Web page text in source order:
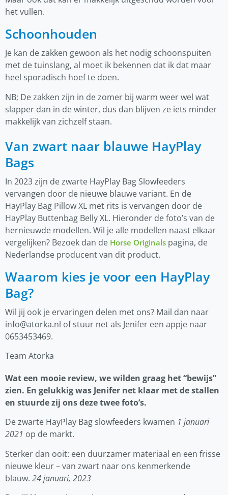
het vullen.
Schoonhouden
Je kan de zakken gewoon als het nodig schoonspuiten
met de tuinslang, al moet ik bekennen dat ik dat maar
heel sporadisch hoef te doen.
NB; De zakken zijn in de zomer bij warm weer wel wat
slapper dan in de winter, dus dan blijven ze iets minder
makkelijk van zichzelf staan.
Van zwart naar blauwe HayPlay
Bags
In 2023 zijn de zwarte HayPlay Bag Slowfeeders
vervangen door de nieuwe blauwe variant. En de
HayPlay Bag Pillow XL met rits is vervangen door de
HayPlay Buttenbag Belly XL. Hieronder de foto’s van de
hernieuwde modellen. Wil je alle modellen naast elkaar
vergelijken? Bezoek dan de Horse Originals pagina, de
Nederlandse producent van dit product.
Waarom kies je voor een HayPlay
Bag?
Wil jij ook je ervaringen delen met ons? Mail dan naar
info@atorka.nl of stuur net als Jenifer een appje naar
0653453469.
Team Atorka
Wat een mooie review, we wilden graag het “bewijs”
zien. En gelukkig was Jenifer net klaar met de stallen
en stuurde zij ons deze twee foto’s.
De zwarte HayPlay Bag slowfeeders kwamen 1 januari
2021 op de markt.
Sterker dan ooit: een duurzamer materiaal en een frisse
nieuwe kleur – van zwart naar ons kenmerkende
blauw. 24 januari, 2023